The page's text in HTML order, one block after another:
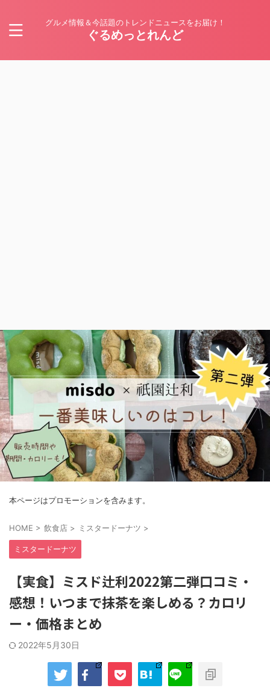
グルメ情報＆今話題のトレンドニュースをお届け！
ぐるめっとれんど
本ページはプロモーションを含みます。
HOME > 飲食店 > ミスタードーナツ >
ミスタードーナツ
【実食】ミスド辻利2022第二弾口コミ・
感想！いつまで抹茶を楽しめる？カロリ
ー・価格まとめ
2022年5月30日